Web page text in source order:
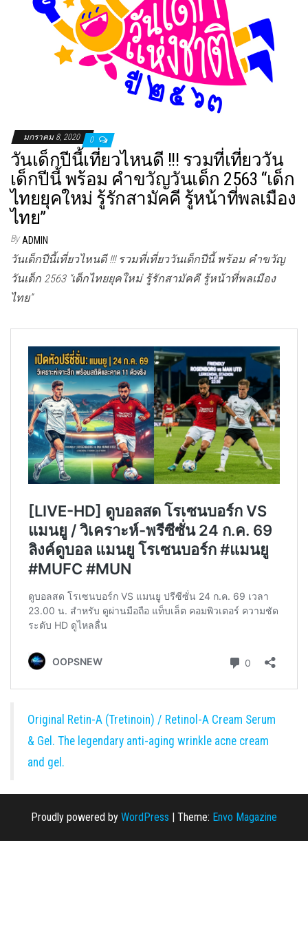
มกราคม 8, 2020 0
วันเด็กปีนี้เที่ยวไหนดี !!! รวมที่เที่ยววัน
เด็กปีนี้ พร้อม คำขวัญวันเด็ก 2563 “เด็ก
ไทยยุคใหม่ รู้รักสามัคคี รู้หน้าที่พลเมือง
ไทย”
By ADMIN
วันเด็กปีนี้เที่ยวไหนดี !!! รวมที่เที่ยววันเด็กปีนี้ พร้อม คำขวัญ
วันเด็ก 2563 “เด็กไทยยุคใหม่ รู้รักสามัคคี รู้หน้าที่พลเมือง
ไทย”
Original Retin-A (Tretinoin) / Retinol-A Cream Serum
& Gel. The legendary anti-aging wrinkle acne cream
and gel.
Proudly powered by WordPress | Theme: Envo Magazine